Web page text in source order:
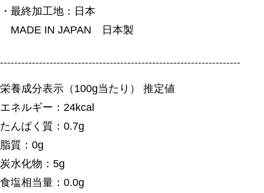
・最終加工地：日本
MADE IN JAPAN 日本製
--------------------------------------------------------------------
栄養成分表示（100g当たり） 推定値
エネルギー：24kcal
たんぱく質：0.7g
脂質：0g
炭水化物：5g
食塩相当量：0.0g